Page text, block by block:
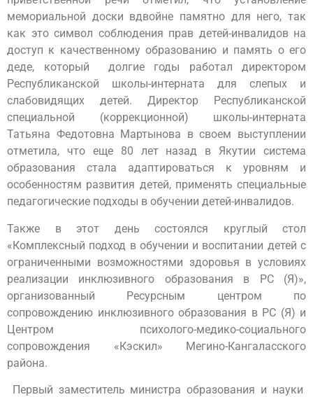
мемориальной доски вдвойне памятно для него, так
как это символ соблюдения прав детей-инвалидов на
доступ к качественному образованию и память о его
деде, который долгие годы работал директором
Республиканской школы-интерната для слепых и
слабовидящих детей. Директор Республиканской
специальной (коррекционной) школы-интерната
Татьяна Федотовна Мартынова в своем выступлении
отметила, что еще 80 лет назад в Якутии система
образования стала адаптироваться к уровням и
особенностям развития детей, применять специальные
педагогические подходы в обучении детей-инвалидов.
Также в этот день состоялся круглый стол
«Комплексный подход в обучении и воспитании детей с
ограниченными возможностями здоровья в условиях
реализации инклюзивного образования в РС (Я)»,
организованный Ресурсным центром по
сопровождению инклюзивного образования в РС (Я) и
Центром психолого-медико-социального
сопровождения «Кэскил» Мегино-Кангаласского
района.
Первый заместитель министра образования и науки